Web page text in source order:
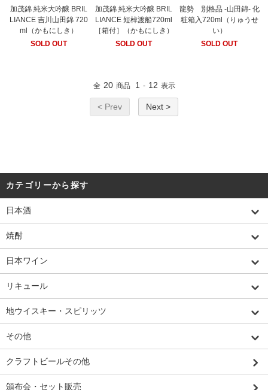
加茂錦 純米大吟醸 BRIL
LIANCE 吉川山田錦 720
ml（かもにしき）
SOLD OUT
加茂錦 純米大吟醸 BRIL
LIANCE 短棹渡船720ml
［箱付］（かもにしき）
SOLD OUT
龍勢 別格品 -山田錦- 化
粧箱入720ml（りゅうせ
い）
SOLD OUT
全 20 商品 1 - 12 表示
< Prev Next >
カテゴリーから探す
日本酒
焼酎
日本ワイン
リキュール
地ウイスキー・スピリッツ
その他
クラフトビールその他
頒布会・セット販売